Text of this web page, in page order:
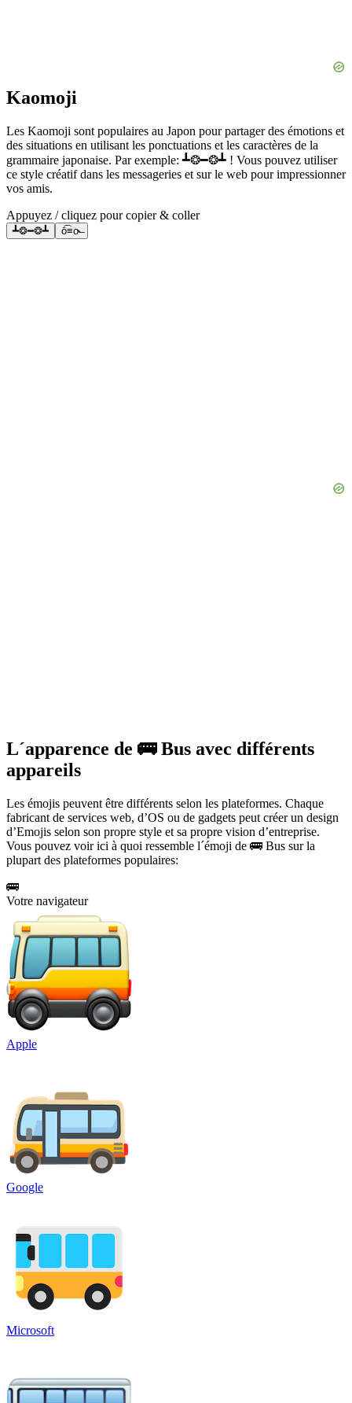
Kaomoji
Les Kaomoji sont populaires au Japon pour partager des émotions et
des situations en utilisant les ponctuations et les caractères de la
grammaire japonaise. Par exemple: ┻❂━❂┻ ! Vous pouvez utiliser
ce style créatif dans les messageries et sur le web pour impressionner
vos amis.
Appuyez / cliquez pour copier & coller
┻❂━❂┻ ō͡≡o˞̶
L´apparence de 🚌 Bus avec différents
appareils
Les émojis peuvent être différents selon les plateformes. Chaque
fabricant de services web, d’OS ou de gadgets peut créer un design
d’Emojis selon son propre style et sa propre vision d’entreprise.
Vous pouvez voir ici à quoi ressemble l´émoji de 🚌 Bus sur la
plupart des plateformes populaires:
🚌
Votre navigateur
Apple
Google
Microsoft